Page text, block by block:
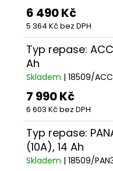
6 490 Kč
5 364 Kč bez DPH
Typ repase:
Ah
Skladem | 18509/
7 990 Kč
6 603 Kč bez DPH
Typ repase:
(10A), 14 Ah
Skladem | 18509/